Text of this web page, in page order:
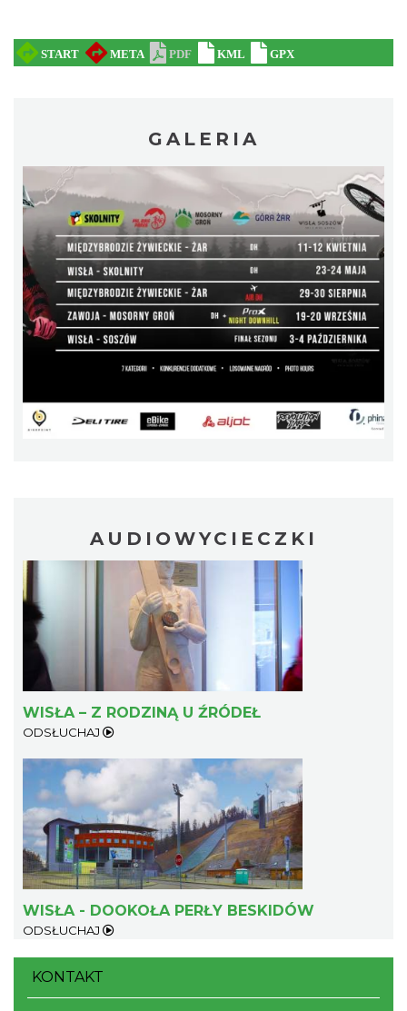
Ustroń
4.68 km
Święto Zielin - Koncert zespołu "Trzy
Struny"
Brenna
2026-08-14
7.80 km
Festiwal Zderzenia Gatunków & Moto
Granda 2026
2026-08-07
7.80 km
Spotkanie z Utopcem na Bajkowym Szlaku
7.83 km
GALERIA
AUDIOWYCIECZKI
WISŁA – Z RODZINĄ U ŹRÓDEŁ
ODSŁUCHAJ
WISŁA - DOOKOŁA PERŁY BESKIDÓW
ODSŁUCHAJ
KONTAKT